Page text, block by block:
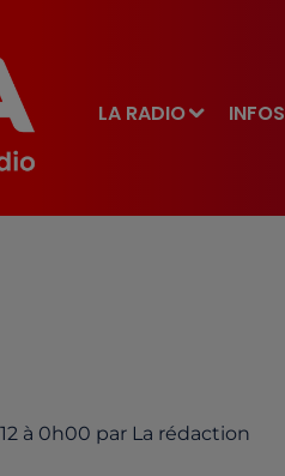
LA RADIO INFOS
à 0h00 par La rédaction